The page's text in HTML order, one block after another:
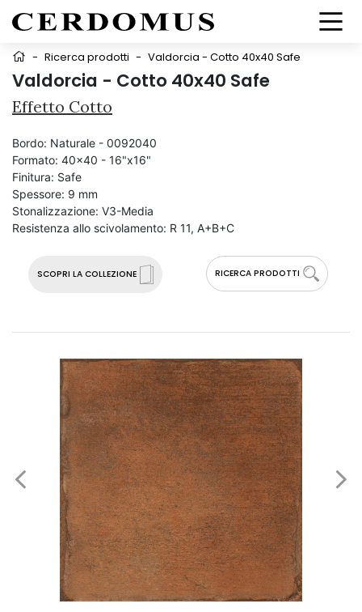
- Ricerca prodotti - Valdorcia - Cotto 40x40 Safe
Valdorcia - Cotto 40x40 Safe
Effetto Cotto
SCOPRI LA COLLEZIONE RICERCA PRODOTTI
Bordo: Naturale - 0092040
Formato: 40x40 - 16"x16"
Finitura: Safe
Spessore: 9 mm
Stonalizzazione: V3-Media
Resistenza allo scivolamento: R 11, A+B+C